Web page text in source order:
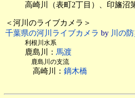
高崎川（表町2丁目）、印旛沼
＜河川のライブカメラ＞
千葉県の河川ライブカメラ by 川の
利根川水系
鹿島川： 馬渡
鹿島川の支流
高崎川： 鏑木橋